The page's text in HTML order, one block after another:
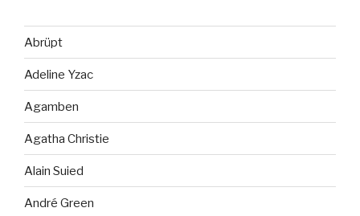
Abrüpt
Adeline Yzac
Agamben
Agatha Christie
Alain Suied
André Green